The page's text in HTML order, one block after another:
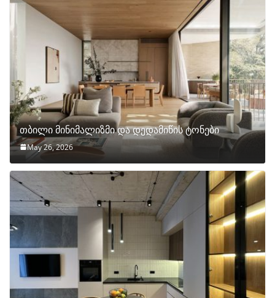
თბილი მინიმალიზმი და დედამიწის ტონები
May 26, 2026